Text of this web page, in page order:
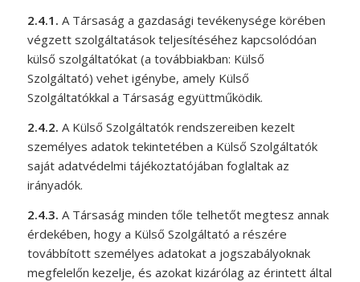
2.4.1. A Társaság a gazdasági tevékenysége körében
végzett szolgáltatások teljesítéséhez kapcsolódóan
külső szolgáltatókat (a továbbiakban: Külső
Szolgáltató) vehet igénybe, amely Külső
Szolgáltatókkal a Társaság együttműködik.
2.4.2. A Külső Szolgáltatók rendszereiben kezelt
személyes adatok tekintetében a Külső Szolgáltatók
saját adatvédelmi tájékoztatójában foglaltak az
irányadók.
2.4.3. A Társaság minden tőle telhetőt megtesz annak
érdekében, hogy a Külső Szolgáltató a részére
továbbított személyes adatokat a jogszabályoknak
megfelelőn kezelje, és azokat kizárólag az érintett által